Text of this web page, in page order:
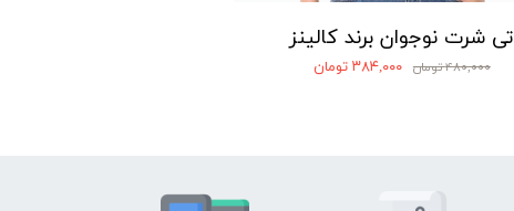
تی شرت نوجوان برند کالینز
۴۸۰,۰۰۰ تومان ۳۸۴,۰۰۰ تومان